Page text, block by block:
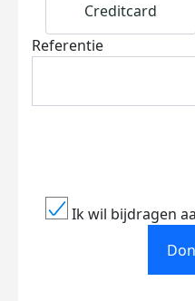
Creditcard
Referentie
Ik wil bijdragen